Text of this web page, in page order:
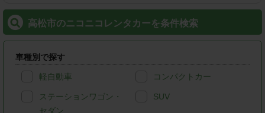
高松市のニコニコレンタカーを条件検索
車種別で探す
軽自動車 コンパクトカー
ステーションワゴン・
セダン
SUV